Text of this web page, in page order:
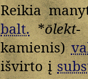
Reikia
balt.*ōlekt-
kamienis)
išvirto į